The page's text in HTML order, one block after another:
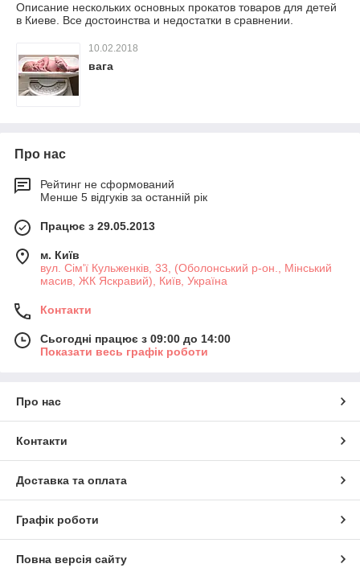
Описание нескольких основных прокатов товаров для детей
в Киеве. Все достоинства и недостатки в сравнении.
10.02.2018
вага
Про нас
Рейтинг не сформований
Менше 5 відгуків за останній рік
Працює з 29.05.2013
м. Київ
вул. Сім'ї Кульженків, 33, (Оболонський р-он., Мінський
масив, ЖК Яскравий), Київ, Україна
Контакти
Сьогодні працює з 09:00 до 14:00
Показати весь графік роботи
Про нас
Контакти
Доставка та оплата
Графік роботи
Повна версія сайту